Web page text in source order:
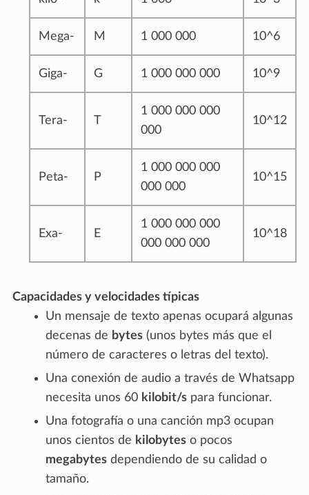
Mega- M 1 000 000 10^6
Giga- G 1 000 000 000 10^9
Tera- T
1 000 000 000
000
10^12
Peta- P
1 000 000 000
000 000
10^15
Exa- E
1 000 000 000
000 000 000
10^18
Capacidades y velocidades típicas
Un mensaje de texto apenas ocupará algunas
decenas de bytes (unos bytes más que el
número de caracteres o letras del texto).
Una conexión de audio a través de Whatsapp
necesita unos 60 kilobit/s para funcionar.
Una fotografía o una canción mp3 ocupan
unos cientos de kilobytes o pocos
megabytes dependiendo de su calidad o
tamaño.